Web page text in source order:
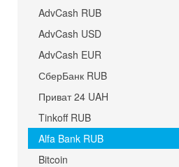
AdvCash RUB
AdvCash USD
AdvCash EUR
СберБанк RUB
Приват 24 UAH
Tinkoff RUB
Alfa Bank RUB
Bitcoin